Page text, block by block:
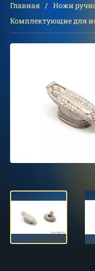
Главная
Ножи
Комплектующие для